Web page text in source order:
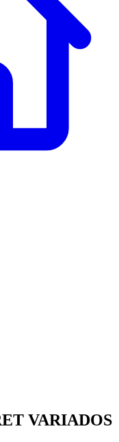
VARIADOS